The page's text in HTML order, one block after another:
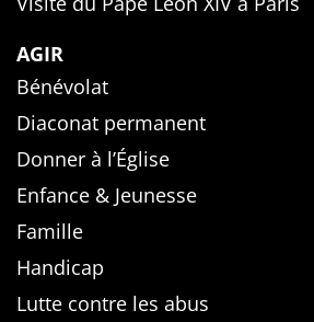
AGIR
Bénévolat
Diaconat permanent
Donner à l’Église
Enfance & Jeunesse
Famille
Handicap
Lutte contre les abus